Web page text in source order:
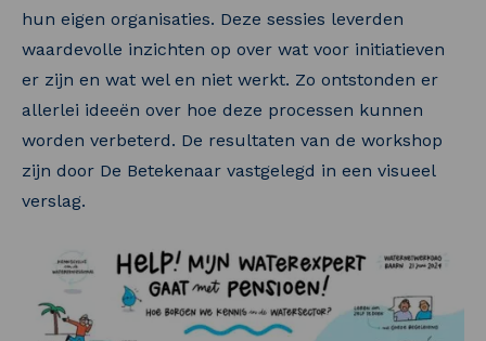
hun eigen organisaties. Deze sessies leverden
waardevolle inzichten op over wat voor initiatieven
er zijn en wat wel en niet werkt. Zo ontstonden er
allerlei ideeën over hoe deze processen kunnen
worden verbeterd. De resultaten van de workshop
zijn door De Betekenaar vastgelegd in een visueel
verslag.